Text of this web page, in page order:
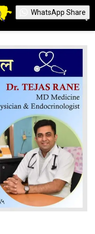
WhatsApp Share